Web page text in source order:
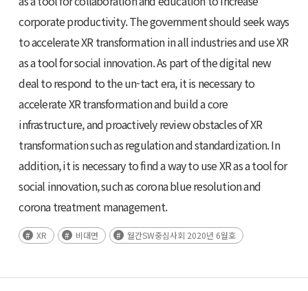
corporate productivity. The government should seek ways
to accelerate XR transformation in all industries and use XR
as a tool for social innovation. As part of the digital new
deal to respond to the un-tact era, it is necessary to
accelerate XR transformation and build a core
infrastructure, and proactively review obstacles of XR
transformation such as regulation and standardization. In
addition, it is necessary to find a way to use XR as a tool for
social innovation, such as corona blue resolution and
corona treatment management.
XR 비대면 월간SW중심사회 2020년 6월호